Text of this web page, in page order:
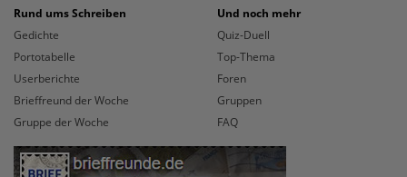
Rund ums Schreiben
Gedichte
Portotabelle
Userberichte
Brieffreund der Woche
Gruppe der Woche
Und noch mehr
Quiz-Duell
Top-Thema
Foren
Gruppen
FAQ